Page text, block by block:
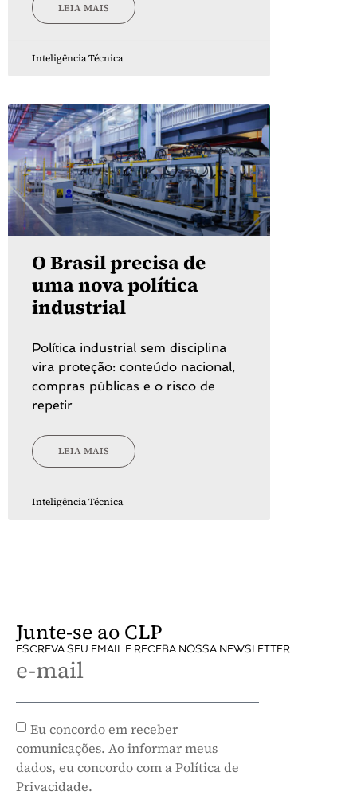
LEIA MAIS
Inteligência Técnica
O Brasil precisa de
uma nova política
industrial
Política industrial sem disciplina
vira proteção: conteúdo nacional,
compras públicas e o risco de
repetir
LEIA MAIS
Inteligência Técnica
Junte-se ao CLP
ESCREVA SEU EMAIL E RECEBA NOSSA NEWSLETTER
e-mail
Eu concordo em receber
comunicações. Ao informar meus
dados, eu concordo com a Política de
Privacidade.